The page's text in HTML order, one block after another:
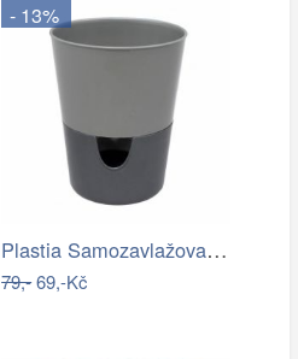
- 13%
Plastia Samozavlažovací květináč…
79,-69,-Kč